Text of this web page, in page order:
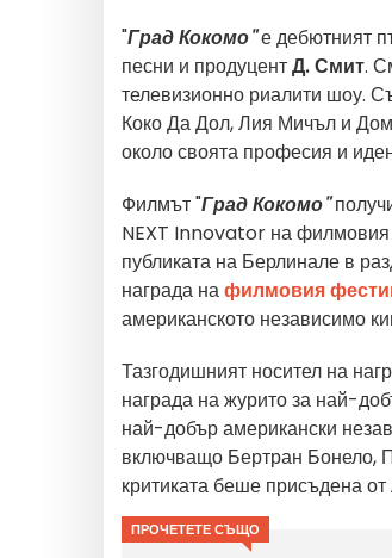
"Град Кокомо"е дебютният
песни и продуцентД. Смит.
телевизионно риалити шоу.
Коко Да Дол, Лия Мичъл и
около своята професия и
Филмът "Град Кокомо"
NEXT Innovator на филмовия
публиката на Берлинале в
награда нафилмовия
американското независимо
Тазгодишният носител на
награда на журито за най-
най-добър американски
включващо Бертран Бонело,
критиката беше присъдена
ПРОЧЕТЕТЕ СЪЩО